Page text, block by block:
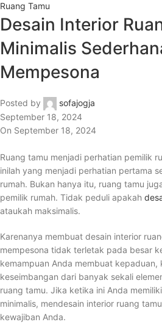
Ruang Tamu
Desain Interior
Minimalis
Mempesona
Posted by
sofajogja
September 18, 2024
On September 18, 2024
Ruang tamu menjadi perhatian pemilik
inilah yang menjadi perhatian pertama
rumah. Bukan hanya itu, ruang tamu
pemilik rumah. Tidak peduli apakah
ataukah maksimalis.
Karenanya membuat desain interior
mempesona tidak terletak pada besar
kemampuan Anda membuat kepaduan,
keseimbangan dari banyak sekali
ruang tamu. Jika ketika ini Anda
minimalis, mendesain interior ruang
kewajiban Anda.